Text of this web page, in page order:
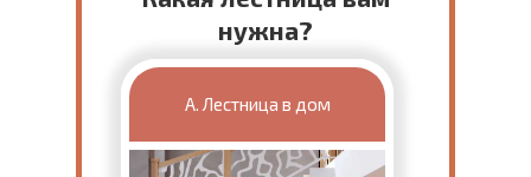
нужна?
А. Лестница в дом